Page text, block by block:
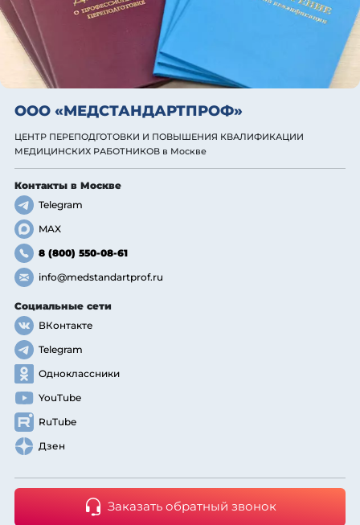
ООО «МЕДСТАНДАРТПРОФ»
ЦЕНТР ПЕРЕПОДГОТОВКИ И ПОВЫШЕНИЯ КВАЛИФИКАЦИИ
МЕДИЦИНСКИХ РАБОТНИКОВ в Москве
Контакты в Москве
Telegram
MAX
8 (800) 550-08-61
info@medstandartprof.ru
Социальные сети
ВКонтакте
Telegram
Одноклассники
YouTube
RuTube
Дзен
Заказать обратный звонок